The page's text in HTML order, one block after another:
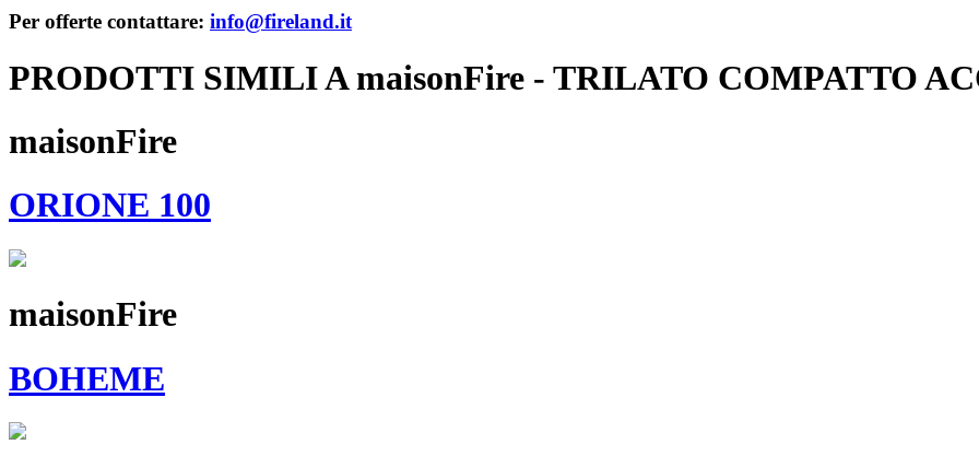
Per offerte contattare: info@fireland.it
PRODOTTI SIMILI A maisonFire - TRILATO COMPATTO
maisonFire
ORIONE 100
maisonFire
BOHEME